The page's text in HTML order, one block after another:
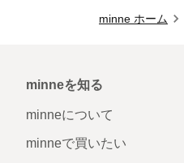
minne ホーム
minneを知る
minneについて
minneで買いたい